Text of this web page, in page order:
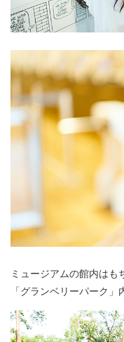
ミュージアムの館内は
「グランベリーパーク」